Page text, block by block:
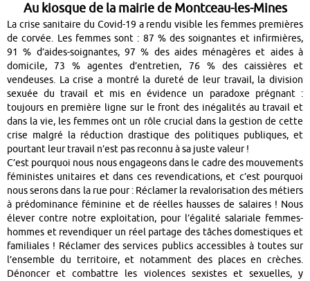
Au kiosque de la mairie de Montceau-les-Mines
La crise sanitaire du Covid-19 a rendu visible les femmes premières
de corvée. Les femmes sont : 87 % des soignantes et infirmières,
91 % d’aides-soignantes, 97 % des aides ménagères et aides à
domicile, 73 % agentes d’entretien, 76 % des caissières et
vendeuses. La crise a montré la dureté de leur travail, la division
sexuée du travail et mis en évidence un paradoxe prégnant :
toujours en première ligne sur le front des inégalités au travail et
dans la vie, les femmes ont un rôle crucial dans la gestion de cette
crise malgré la réduction drastique des politiques publiques, et
pourtant leur travail n’est pas reconnu à sa juste valeur !
C’est pourquoi nous nous engageons dans le cadre des mouvements
féministes unitaires et dans ces revendications, et c’est pourquoi
nous serons dans la rue pour : Réclamer la revalorisation des métiers
à prédominance féminine et de réelles hausses de salaires ! Nous
élever contre notre exploitation, pour l’égalité salariale femmes-
hommes et revendiquer un réel partage des tâches domestiques et
familiales ! Réclamer des services publics accessibles à toutes sur
l’ensemble du territoire, et notamment des places en crèches.
Dénoncer et combattre les violences sexistes et sexuelles, y